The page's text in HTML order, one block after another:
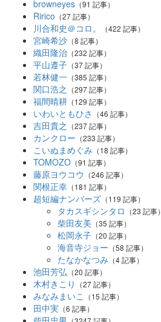
browneyes （91 記事）
Ririco （27 記事）
川合和史＠コロ。 （422 記事）
宮崎希沙 （8 記事）
織田隆治 （232 記事）
平山遵子 （37 記事）
若林健一 （385 記事）
関口浩之 （297 記事）
福間晴耕 （129 記事）
いわいともひさ （46 記事）
吉田貴之 （237 記事）
カンクロー （233 記事）
こいぬまめぐみ （18 記事）
TOMOZO （91 記事）
藤原ヨウコウ （246 記事）
関根正幸 （181 記事）
超短編ナンバーズ （119 記事）
タカスギシンタロ （23 記事）
柴田友美 （35 記事）
松岡永子 （20 記事）
海音寺ジョー （58 記事）
たなかなつみ （4 記事）
池田芳弘 （20 記事）
木村きこり （27 記事）
みなみまいこ （15 記事）
田中実 （6 記事）